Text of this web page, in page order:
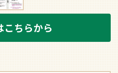
こちらから